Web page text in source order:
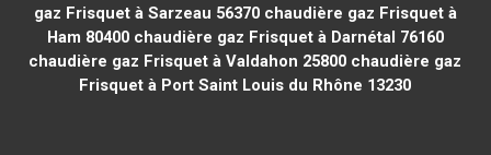
gaz Frisquet à Sarzeau 56370chaudière gaz Frisquet à
Ham 80400chaudière gaz Frisquet à Darnétal 76160
chaudière gaz Frisquet à Valdahon 25800 chaudière gaz
Frisquet à Port Saint Louis du Rhône 13230